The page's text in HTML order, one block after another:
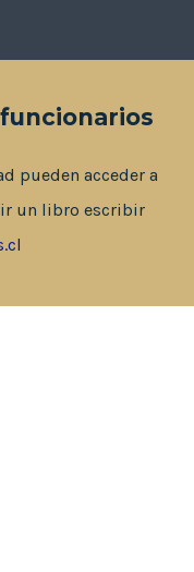
pueden acceder a
un libro escribir